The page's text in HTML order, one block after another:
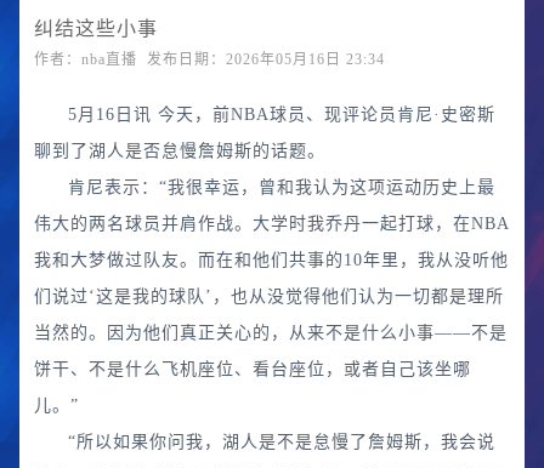
纠结这些小事
作者：nba直播 发布日期：2026年05月16日 23:34
5月16日讯 今天，前NBA球员、现评论员肯尼·史密斯
聊到了湖人是否怠慢詹姆斯的话题。
肯尼表示：“我很幸运，曾和我认为这项运动历史上最
伟大的两名球员并肩作战。大学时我乔丹一起打球，在NBA
我和大梦做过队友。而在和他们共事的10年里，我从没听他
们说过‘这是我的球队’，也从没觉得他们认为一切都是理所
当然的。因为他们真正关心的，从来不是什么小事——不是
饼干、不是什么飞机座位、看台座位，或者自己该坐哪
儿。”
“所以如果你问我，湖人是不是怠慢了詹姆斯，我会说